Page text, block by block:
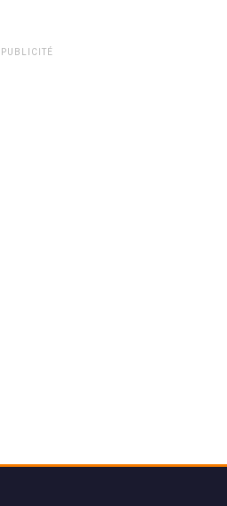
PUBLICITÉ